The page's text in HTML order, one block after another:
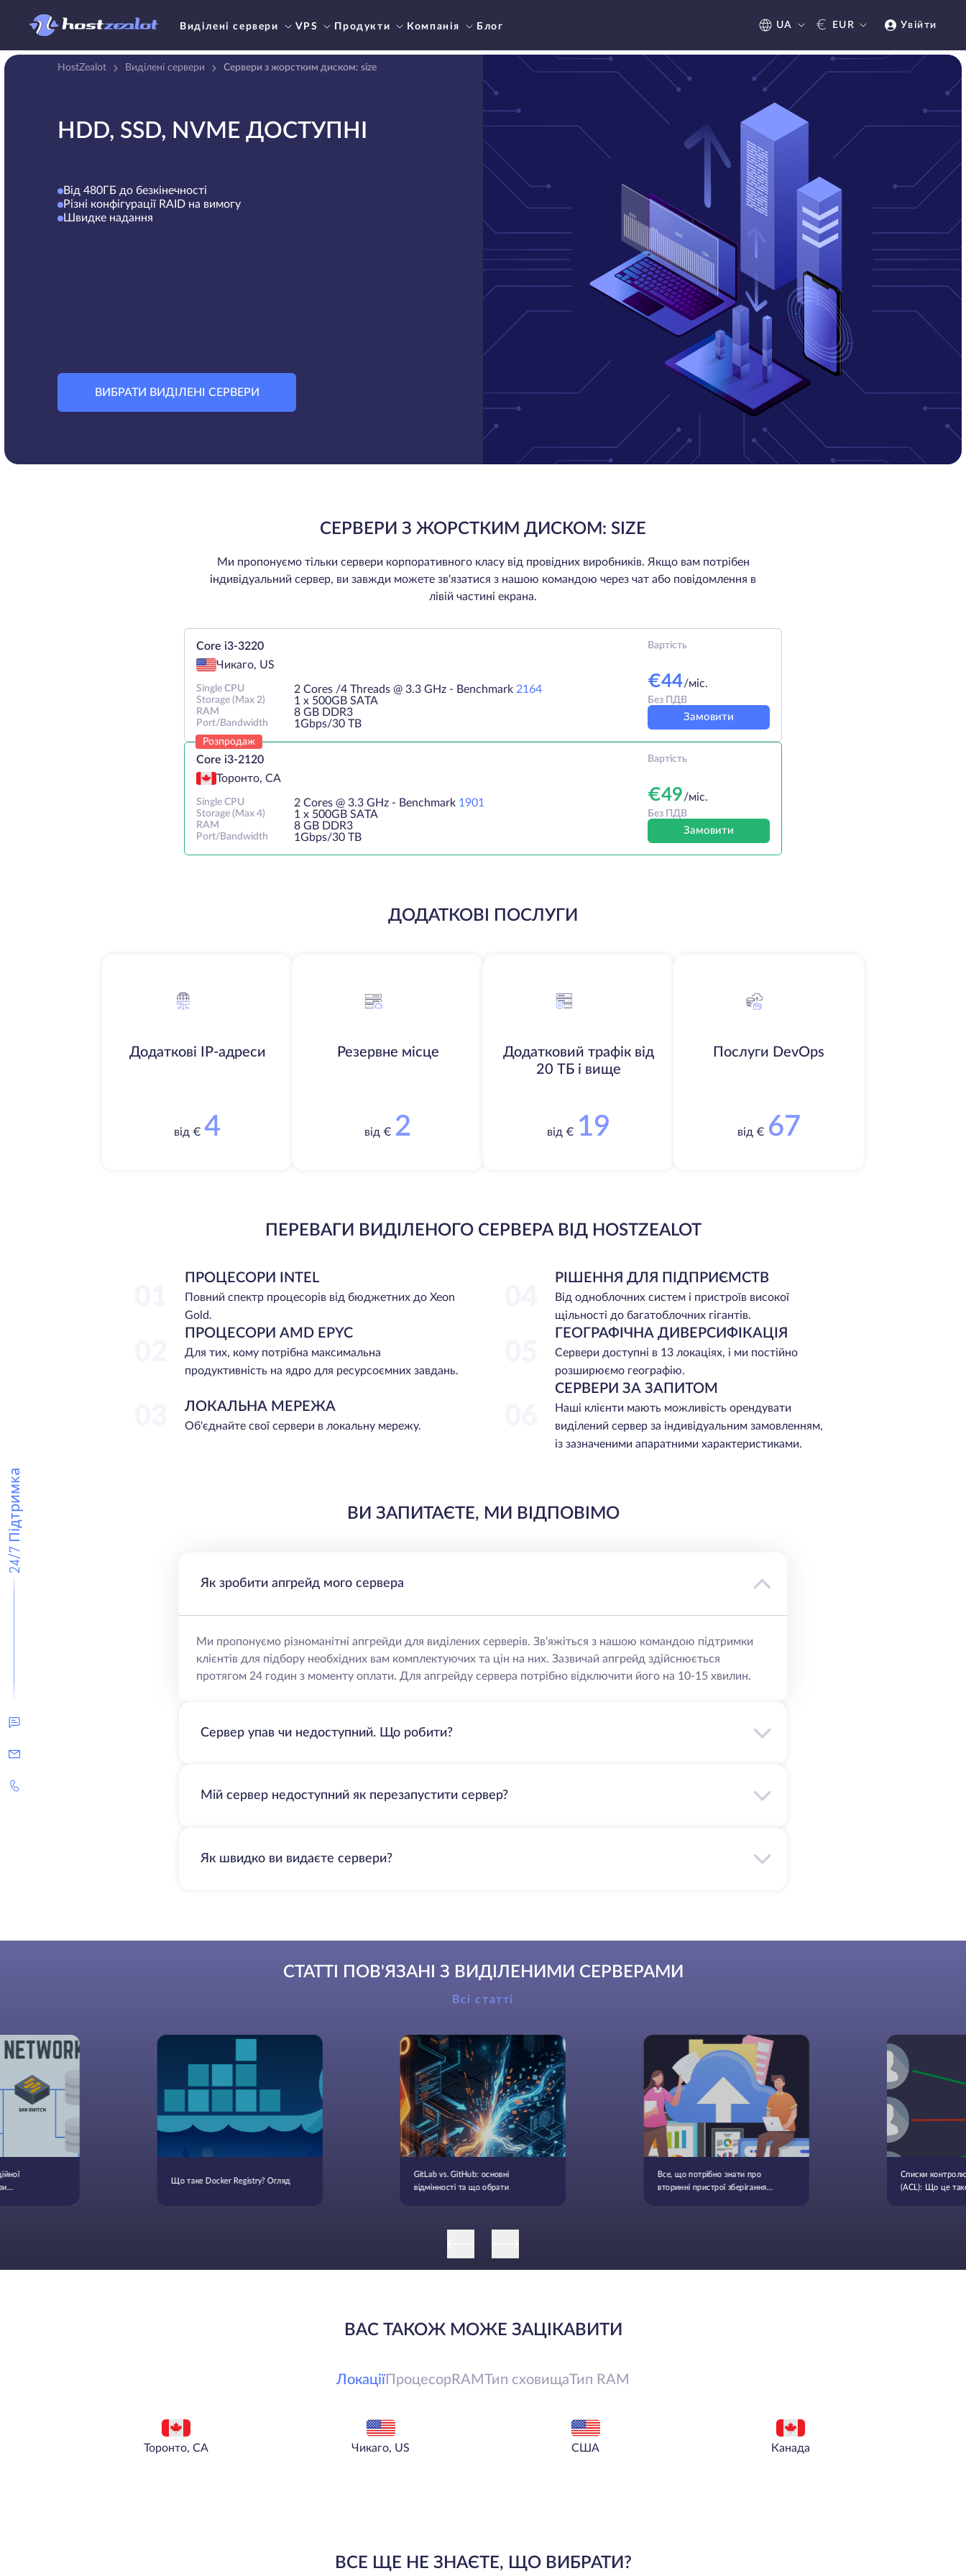
Виділені сервери VPS Продукти Компанія Блог UA € EUR Увійти
24/7 Підтримка
HostZealot Виділені сервери Сервери з жорстким диском: size
HDD, SSD, NVME ДОСТУПНІ
Від 480ГБ до безкінечності
Різні конфігурації RAID на вимогу
Швидке надання
ВИБРАТИ ВИДІЛЕНІ СЕРВЕРИ
СЕРВЕРИ З ЖОРСТКИМ ДИСКОМ: SIZE
Ми пропонуємо тільки сервери корпоративного класу від провідних виробників. Якщо вам потрібен
індивідуальний сервер, ви завжди можете зв'язатися з нашою командою через чат або повідомлення в
лівій частині екрана.
Core i3-3220
Чикаго, US
Single CPU 2 Cores /4 Threads @ 3.3 GHz - Benchmark 2164
Storage (Max 2) 1 х 500GB SATA
RAM 8 GB DDR3
Port/Bandwidth 1Gbps/30 TB
Вартість
€44/міс.
Без ПДВ
Замовити
Розпродаж
Core i3-2120
Торонто, CA
Single CPU 2 Cores @ 3.3 GHz - Benchmark 1901
Storage (Max 4) 1 х 500GB SATA
RAM 8 GB DDR3
Port/Bandwidth 1Gbps/30 TB
Вартість
€49/міс.
Без ПДВ
Замовити
ДОДАТКОВІ ПОСЛУГИ
Додаткові IP-адреси
від € 4
Резервне місце
від € 2
Додатковий трафік від
20 ТБ і вище
від € 19
Послуги DevOps
від € 67
ПЕРЕВАГИ ВИДІЛЕНОГО СЕРВЕРА ВІД HOSTZEALOT
ПРОЦЕСОРИ INTEL
Повний спектр процесорів від бюджетних до Xeon
Gold.
РІШЕННЯ ДЛЯ ПІДПРИЄМСТВ
Від одноблочних систем і пристроїв високої
щільності до багатоблочних гігантів.
ПРОЦЕСОРИ AMD EPYC
Для тих, кому потрібна максимальна
продуктивність на ядро для ресурсоємних завдань.
ГЕОГРАФІЧНА ДИВЕРСИФІКАЦІЯ
Сервери доступні в 13 локаціях, і ми постійно
розширюємо географію.
ЛОКАЛЬНА МЕРЕЖА
Об'єднайте свої сервери в локальну мережу.
СЕРВЕРИ ЗА ЗАПИТОМ
Наші клієнти мають можливість орендувати
виділений сервер за індивідуальним замовленням,
із зазначеними апаратними характеристиками.
ВИ ЗАПИТАЄТЕ, МИ ВІДПОВІМО
Як зробити апгрейд мого сервера
Ми пропонуємо різноманітні апгрейди для виділених серверів. Зв'яжіться з нашою командою підтримки
клієнтів для підбору необхідних вам комплектуючих та цін на них. Зазвичай апгрейд здійснюється
протягом 24 годин з моменту оплати. Для апгрейду сервера потрібно відключити його на 10-15 хвилин.
Сервер упав чи недоступний. Що робити?
Мій сервер недоступний як перезапустити сервер?
Як швидко ви видаєте сервери?
СТАТТІ ПОВ'ЯЗАНІ З ВИДІЛЕНИМИ СЕРВЕРАМИ
Всі статті
Що таке Docker Registry? Огляд
GitLab vs. GitHub: основні
відмінності та що обрати
Все, що потрібно знати про
вторинні пристрої зберігання
Списки
(ACL): Що це
ВАС ТАКОЖ МОЖЕ ЗАЦІКАВИТИ
ЛокаціїПроцесор RAM Тип сховищаТип RAM
Торонто, CA Чикаго, US США Канада
ВСЕ ЩЕ НЕ ЗНАЄТЕ, ЩО ВИБРАТИ?